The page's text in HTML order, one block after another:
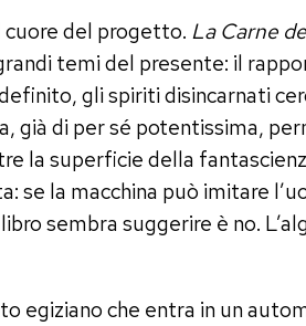
cuore del progetto. La Carne
temi del presente: il
gli spiriti disincarnati
già di per sé potentissima,
la superficie della
se la macchina può imitare
sembra suggerire è no.
egiziano che entra in un